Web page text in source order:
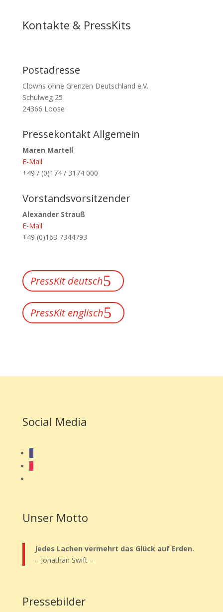
Kontakte & PressKits
Postadresse
Clowns ohne Grenzen Deutschland e.V.
Schulweg 25
24366 Loose
Pressekontakt Allgemein
Maren Martell
E-Mail
+49 / (0)174 / 3174 000
Vorstandsvorsitzender
Alexander Strauß
E-Mail
+49 (0)163 7344793
PressKit deutsch
PressKit englisch
Social Media
Folgen
Unser Motto
Jedes Lachen vermehrt das Glück auf Erden.
– Jonathan Swift –
Pressebilder